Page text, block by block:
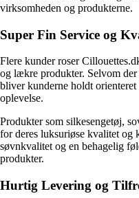
virksomheden og produkterne.
Super Fin Service og
Flere kunder roser
og lækre produkter. Selvom
bliver kunderne holdt
oplevelse.
Produkter som silkesengetøj,
for deres luksuriøse kvalitet og
søvnkvalitet og en behagelig
produkter.
Hurtig Levering og